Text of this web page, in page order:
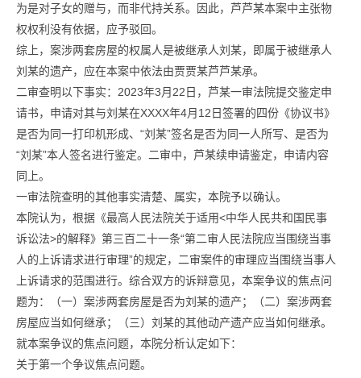
为是对子女的赠与，而非代持关系。因此，芦芦某本案中主张物
权权利没有依据，应予驳回。
综上，案涉两套房屋的权属人是被继承人刘某，即属于被继承人
刘某的遗产，应在本案中依法由贾贾某芦芦某承。
二审查明以下事实：2023年3月22日，芦某一审法院提交鉴定申
请书，申请对其与刘某在XXXX年4月12日签署的四份《协议书》
是否为同一打印机形成、“刘某”签名是否为同一人所写、是否为
“刘某”本人签名进行鉴定。二审中，芦某续申请鉴定，申请内容
同上。
一审法院查明的其他事实清楚、属实，本院予以确认。
本院认为，根据《最高人民法院关于适用<中华人民共和国民事
诉讼法>的解释》第三百二十一条“第二审人民法院应当围绕当事
人的上诉请求进行审理”的规定，二审案件的审理应当围绕当事人
上诉请求的范围进行。综合双方的诉辩意见，本案争议的焦点问
题为：（一）案涉两套房屋是否为刘某的遗产；（二）案涉两套
房屋应当如何继承；（三）刘某的其他动产遗产应当如何继承。
就本案争议的焦点问题，本院分析认定如下：
关于第一个争议焦点问题。